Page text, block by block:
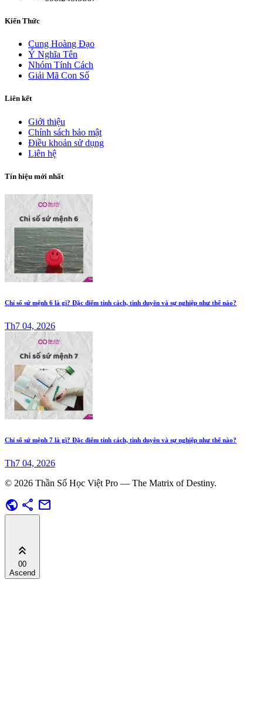
Kiến Thức
Cung Hoàng Đạo
Ý Nghĩa Tên
Nhóm Tính Cách
Giải Mã Con Số
Liên kết
Giới thiệu
Chính sách bảo mật
Điều khoản sử dụng
Liên hệ
Tín hiệu mới nhất
Chỉ số sứ mệnh 6 là gì? Đặc điểm tính cách, tình duyên và sự nghiệp như thế nào?
Th7 04, 2026
Chỉ số sứ mệnh 7 là gì? Đặc điểm tính cách, tình duyên và sự nghiệp như thế nào?
Th7 04, 2026
© 2026 Thần Số Học Việt Pro — The Matrix of Destiny.
public share mail
keyboard_double_arrow_up
00
Ascend